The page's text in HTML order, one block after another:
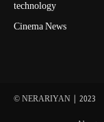
technology
Cinema News
© NERARIYAN | 2023